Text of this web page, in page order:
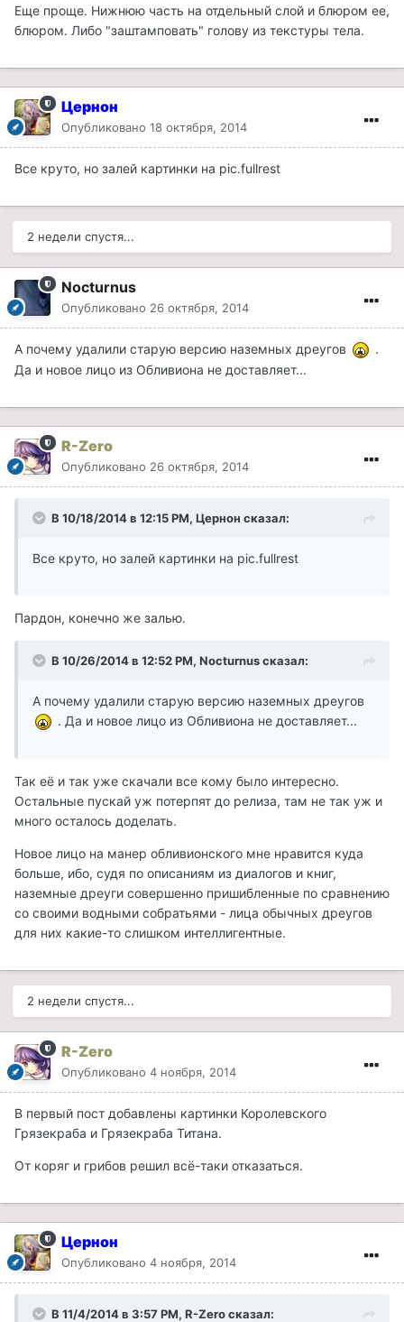
Еще проще. Нижнюю часть на отдельный слой и блюром ее,
блюром. Либо "заштамповать" голову из текстуры тела.
Цернон
Опубликовано 18 октября, 2014
Все круто, но залей картинки на pic.fullrest
2 недели спустя...
Nocturnus
Опубликовано 26 октября, 2014
А почему удалили старую версию наземных дреугов
.
Да и новое лицо из Обливиона не доставляет...
R-Zero
Опубликовано 26 октября, 2014
В 10/18/2014 в 12:15 PM, Цернон сказал:
Все круто, но залей картинки на pic.fullrest
Пардон, конечно же залью.
В 10/26/2014 в 12:52 PM, Nocturnus сказал:
А почему удалили старую версию наземных дреугов
. Да и новое лицо из Обливиона не доставляет...
Так её и так уже скачали все кому было интересно.
Остальные пускай уж потерпят до релиза, там не так уж и
много осталось доделать.
Новое лицо на манер обливионского мне нравится куда
больше, ибо, судя по описаниям из диалогов и книг,
наземные дреуги совершенно пришибленные по сравнению
со своими водными собратьями - лица обычных дреугов
для них какие-то слишком интеллигентные.
2 недели спустя...
R-Zero
Опубликовано 4 ноября, 2014
В первый пост добавлены картинки Королевского
Грязекраба и Грязекраба Титана.
От коряг и грибов решил всё-таки отказаться.
Цернон
Опубликовано 4 ноября, 2014
В 11/4/2014 в 3:57 PM, R-Zero сказал: